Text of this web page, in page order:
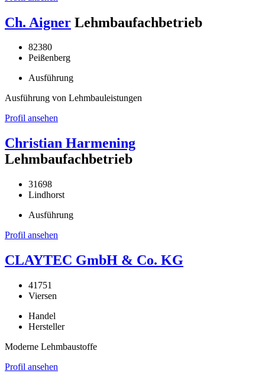
Ch. Aigner Lehmbaufachbetrieb
82380
Peißenberg
Ausführung
Ausführung von Lehmbauleistungen
Profil ansehen
Christian Harmening
Lehmbaufachbetrieb
31698
Lindhorst
Ausführung
Profil ansehen
CLAYTEC GmbH & Co. KG
41751
Viersen
Handel
Hersteller
Moderne Lehmbaustoffe
Profil ansehen